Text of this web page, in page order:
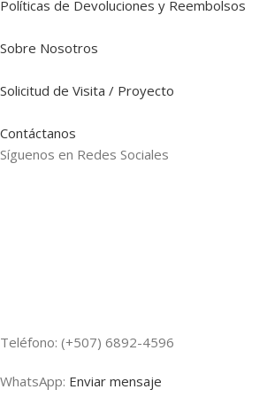
Políticas de Devoluciones y Reembolsos
Sobre Nosotros
Solicitud de Visita / Proyecto
Contáctanos
Síguenos en Redes Sociales
Teléfono: (+507) 6892-4596
WhatsApp: Enviar mensaje